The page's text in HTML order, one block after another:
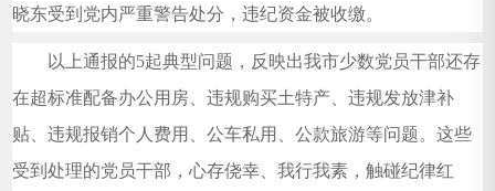
晓东受到党内严重警告处分，违纪资金被收缴。
以上通报的5起典型问题，反映出我市少数党员干部还存
在超标准配备办公用房、违规购买土特产、违规发放津补
贴、违规报销个人费用、公车私用、公款旅游等问题。这些
受到处理的党员干部，心存侥幸、我行我素，触碰纪律红